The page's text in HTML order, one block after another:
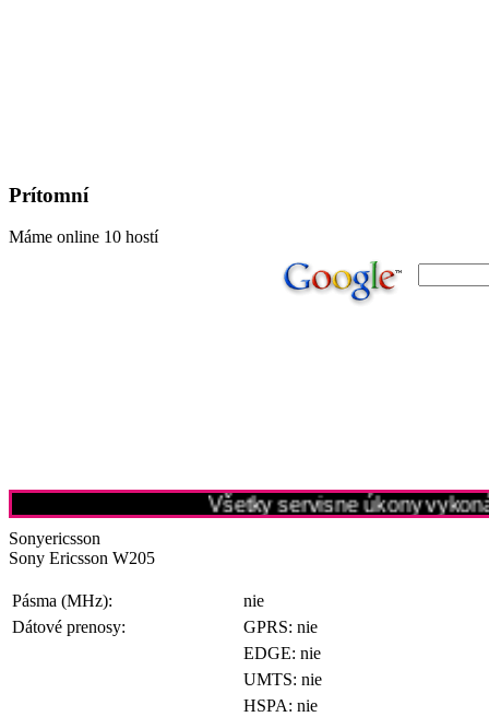
Prítomní
Máme online 10 hostí
Všetky servisne úkony
Sonyericsson
Sony Ericsson W205
Pásma (MHz):
nie
Dátové prenosy:
GPRS: nie
EDGE: nie
UMTS: nie
HSPA: nie